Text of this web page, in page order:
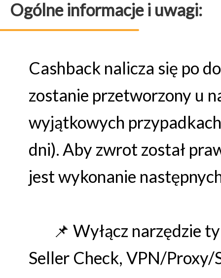
Ogólne informacje i uwagi:
Cashback nalicza się po
zostanie przetworzony u
wyjątkowych
dni). Aby zwrot został
jest wykonanie
📌 Wyłącz narzędzie
Seller Check, VPN/Proxy/